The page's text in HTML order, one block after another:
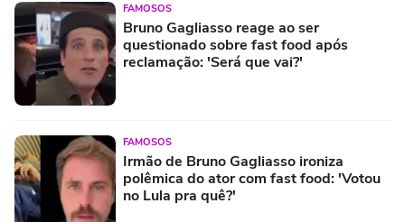
FAMOSOS
Bruno Gagliasso reage ao ser
questionado sobre fast food após
reclamação: 'Será que vai?'
FAMOSOS
Irmão de Bruno Gagliasso ironiza
polêmica do ator com fast food: 'Votou
no Lula pra quê?'